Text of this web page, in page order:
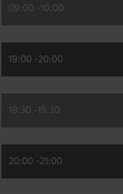
09:00 - 10:00
19:00 -20:00
18:30 - 19:30
20:00 -21:00